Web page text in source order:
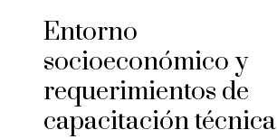
Entorno
socioeconómico y
requerimientos de
capacitación técnica